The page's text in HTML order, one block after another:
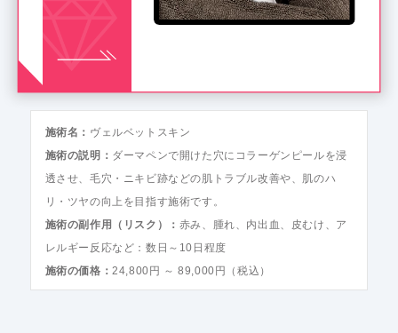
施術名： ヴェルベットスキン
施術の説明： ダーマペンで開けた穴にコラーゲンピールを浸
透させ、毛穴・ニキビ跡などの肌トラブル改善や、肌のハ
リ・ツヤの向上を目指す施術です。
施術の副作用（リスク）： 赤み、腫れ、内出血、皮むけ、ア
レルギー反応など：数日～10日程度
施術の価格：24,800円 ～ 89,000円（税込）